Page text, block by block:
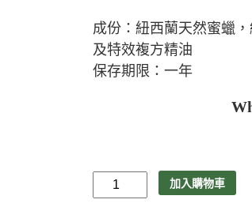
成份：紐西蘭天然蜜蠟
及特效複方精油
保存期限：一年
Kawakawa
加入購物車